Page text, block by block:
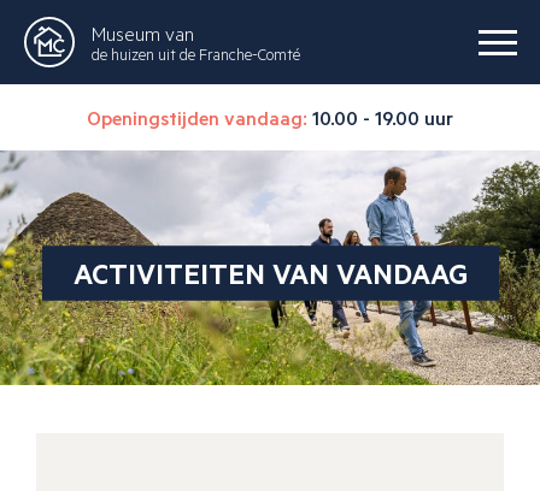
Museum van
de huizen uit de Franche-Comté
Openingstijden vandaag: 10.00 - 19.00 uur
ACTIVITEITEN VAN VANDAAG